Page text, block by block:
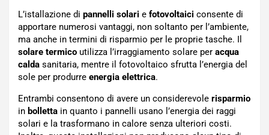
L’istallazione di pannelli solari e fotovoltaici consente di
apportare numerosi vantaggi, non soltanto per l’ambiente,
ma anche in termini di risparmio per le proprie tasche. Il
solare termico utilizza l’irraggiamento solare per acqua
calda sanitaria, mentre il fotovoltaico sfrutta l’energia del
sole per produrre energia elettrica.
Entrambi consentono di avere un considerevole risparmio
in bolletta in quanto i pannelli usano l’energia dei raggi
solari e la trasformano in calore senza ulteriori costi.